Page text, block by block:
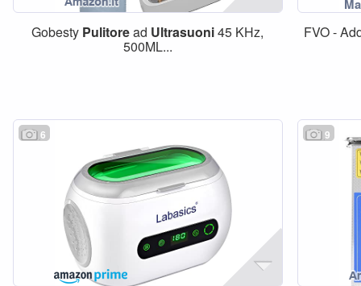
Gobesty Pulitoread Ultrasuoni45 KHz,
500ML...
FVO -
6 9